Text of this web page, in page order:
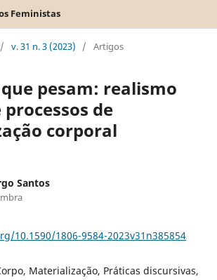
Feministas
/ v. 31 n. 3 (2023) / Artigos
pesam: realismo
de
corporal
Santos
10.1590/1806-9584-2023v31n385854
Materialização, Práticas discursivas,